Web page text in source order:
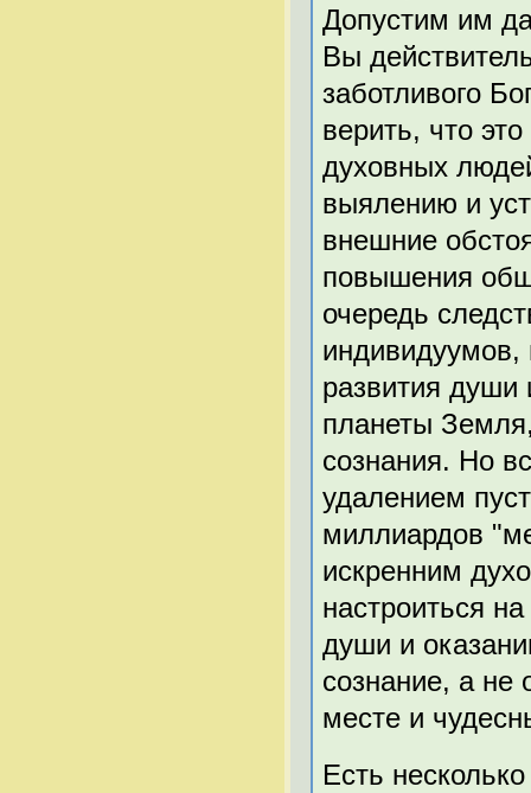
Допустим им
Вы
заботливого
верить, что
духовных
выялению и
внешние
повышения
очередь
индивидуумов,
развития
планеты
сознания. Но
удалением
миллиардов
искренним
настроиться
души и
сознание, а не
месте и
Есть